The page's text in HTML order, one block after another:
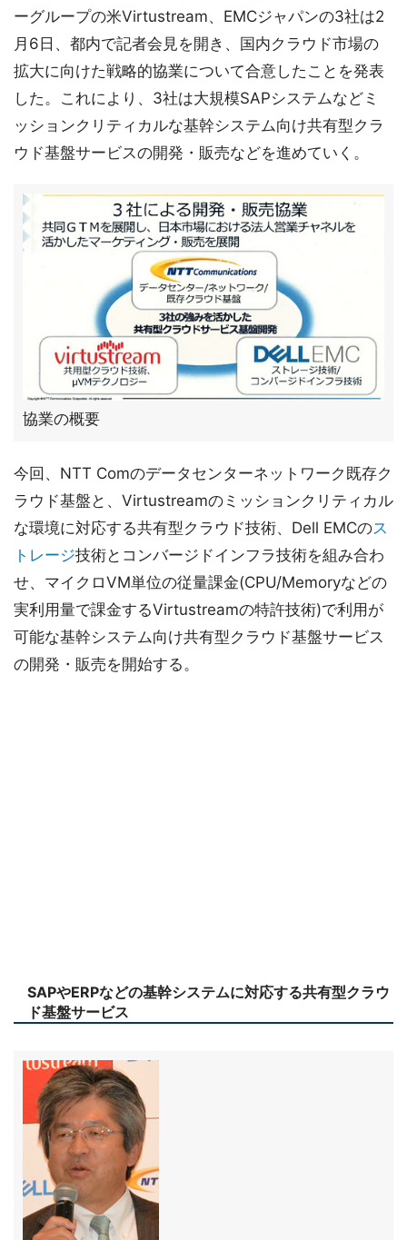
ーグループの米Virtustream、EMCジャパンの3社は2
月6日、都内で記者会見を開き、国内クラウド市場の
拡大に向けた戦略的協業について合意したことを発表
した。これにより、3社は大規模SAPシステムなどミ
ッションクリティカルな基幹システム向け共有型クラ
ウド基盤サービスの開発・販売などを進めていく。
協業の概要
今回、NTT Comのデータセンターネットワーク既存ク
ラウド基盤と、Virtustreamのミッションクリティカル
な環境に対応する共有型クラウド技術、Dell EMCのス
トレージ技術とコンバージドインフラ技術を組み合わ
せ、マイクロVM単位の従量課金(CPU/Memoryなどの
実利用量で課金するVirtustreamの特許技術)で利用が
可能な基幹システム向け共有型クラウド基盤サービス
の開発・販売を開始する。
SAPやERPなどの基幹システムに対応する共有型クラウ
ド基盤サービス